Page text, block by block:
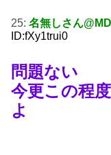
25: 名無しさん@MD
ID:fXy1trui0
問題ない
今更この程
よ